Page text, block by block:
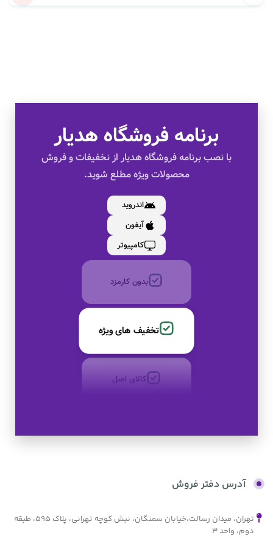
برنامه فروشگاه هدیار
با نصب برنامه فروشگاه هدیار از نخفیفات و فروش
محصولات ویژه مطلع شوید.
اندروید
آیفون
کامپیوتر
تخفیف های ویژه
کالای اصل
به صورت اقساط
بدون کارمزد
تخفیف های ویژه
کالای اصل
آدرس دفتر فروش
تهران، میدان رسالت،خیابان سمنگان، نبش کوچه تهرانی، پلاک ۵۹۵، طبقه
دوم، واحد ۳